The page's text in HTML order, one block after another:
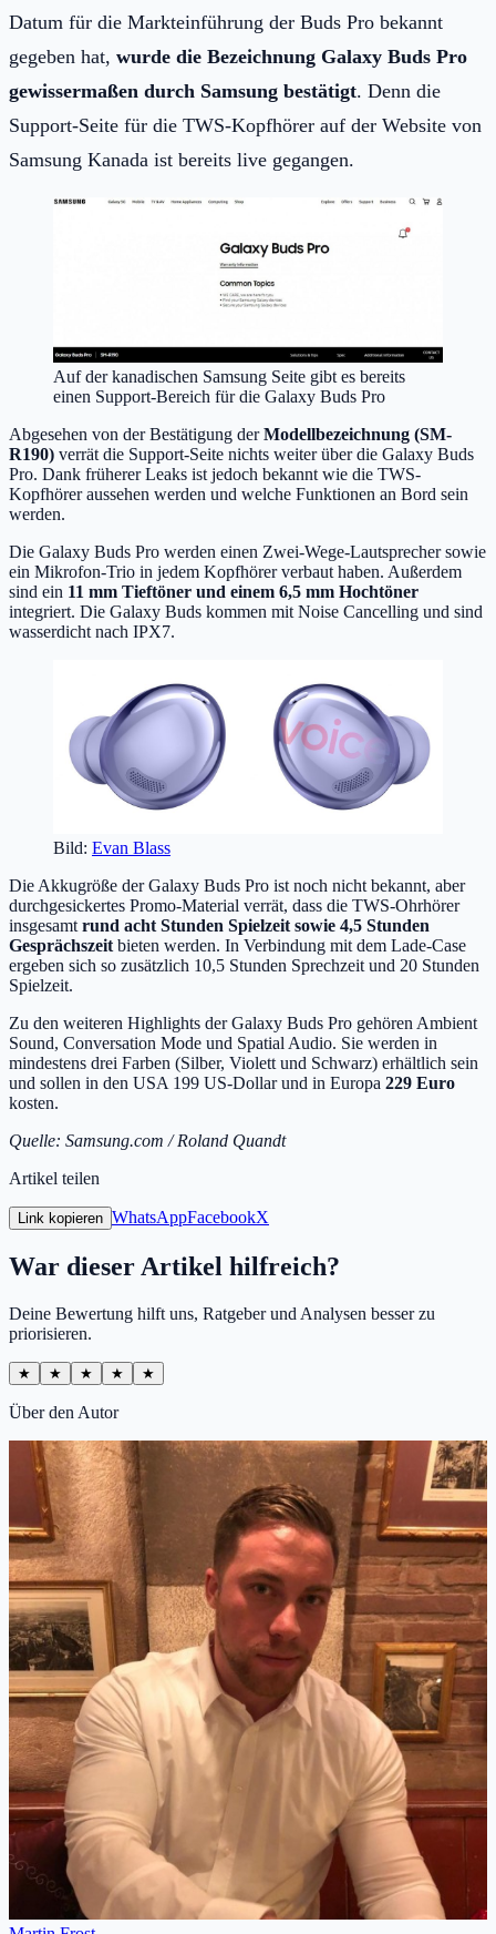
Datum für die Markteinführung der Buds Pro bekannt
gegeben hat, wurde die Bezeichnung Galaxy Buds Pro
gewissermaßen durch Samsung bestätigt. Denn die
Support-Seite für die TWS-Kopfhörer auf der Website von
Samsung Kanada ist bereits live gegangen.
Auf der kanadischen Samsung Seite gibt es bereits
einen Support-Bereich für die Galaxy Buds Pro
Abgesehen von der Bestätigung derModellbezeichnung (SM-
R190) verrät die Support-Seite nichts weiter über die Galaxy Buds
Pro. Dank früherer Leaks ist jedoch bekannt wie die TWS-
Kopfhörer aussehen werden und welche Funktionen an Bord sein
werden.
Die Galaxy Buds Pro werden einen Zwei-Wege-Lautsprecher sowie
ein Mikrofon-Trio in jedem Kopfhörer verbaut haben. Außerdem
sind ein 11 mm Tieftöner und einem 6,5 mm Hochtöner
integriert. Die Galaxy Buds kommen mit Noise Cancelling und sind
wasserdicht nach IPX7.
Bild: Evan Blass
Die Akkugröße der Galaxy Buds Pro ist noch nicht bekannt, aber
durchgesickertes Promo-Material verrät, dass die TWS-Ohrhörer
insgesamt rund acht Stunden Spielzeit sowie 4,5 Stunden
Gesprächszeit bieten werden. In Verbindung mit dem Lade-Case
ergeben sich so zusätzlich 10,5 Stunden Sprechzeit und 20 Stunden
Spielzeit.
Zu den weiteren Highlights der Galaxy Buds Pro gehören Ambient
Sound, Conversation Mode und Spatial Audio. Sie werden in
mindestens drei Farben (Silber, Violett und Schwarz) erhältlich sein
und sollen in den USA 199 US-Dollar und in Europa 229 Euro
kosten.
Quelle: Samsung.com / Roland Quandt
Artikel teilen
Link kopieren WhatsAppFacebookX
War dieser Artikel hilfreich?
Deine Bewertung hilft uns, Ratgeber und Analysen besser zu
priorisieren.
★ ★ ★ ★ ★
Über den Autor